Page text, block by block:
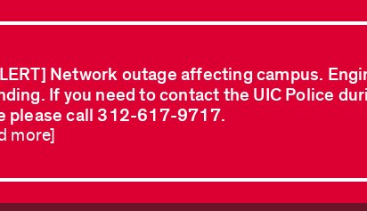
Network outage affecting campus.
If you need to contact the UIC Police
please call 312-617-9717.
more]